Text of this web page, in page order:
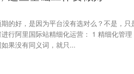
的好，是因为平台没有选对么？不是，只
行阿里国际站精细化运营： 1 精细化管
果没有同义词，就只...